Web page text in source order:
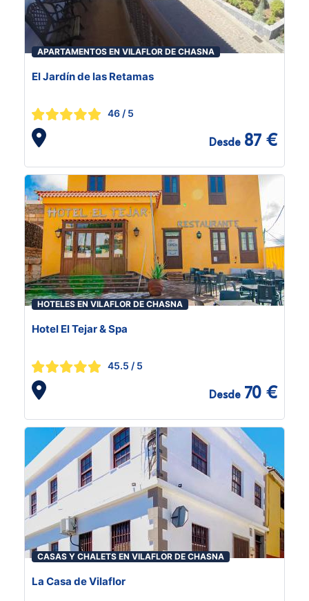
APARTAMENTOS EN VILAFLOR DE CHASNA
El Jardín de las Retamas
46 / 5
Desde 87 €
HOTELES EN VILAFLOR DE CHASNA
Hotel El Tejar & Spa
45.5 / 5
Desde 70 €
CASAS Y CHALETS EN VILAFLOR DE CHASNA
La Casa de Vilaflor